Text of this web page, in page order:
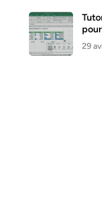
29